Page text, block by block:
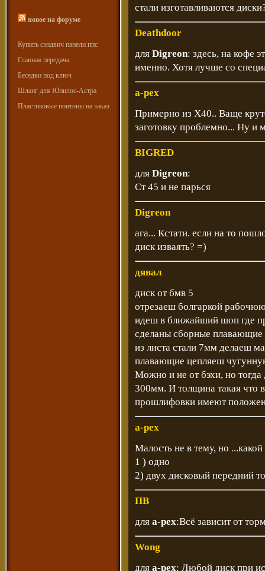
новое на форуме
Купить сэндвич панели ппс
Главная передача.
Беседки под ключ
Шланг для Юнилос-Астра
Пластиковые понтоны на заказ
стали изготавливаются
Deathdoor
для Digreon: здесь, на кофе
именно. Хотя лучше со
a-pex
Примерно из Х40.. Ваще
заготовку проблемно... Ну и
BIGRED
для Digreon:
Ст 45 и не парься
Digreon
ага... Кстати. если на то
диск изваять? =)
дявал
диск от бмв 5
отрезаеш болгаркой
идеш в ближайший шоп где
сделаны сборные
из листа стали 7мм делаеш
плавающие цепляеш
Можно и не от бэхи, но тогда
300мм. И толщина такая что
прошлифовки имеют
a-pex
Малость не в тему, но
1 ) одно
2) двух дисковый передний
ПВ
для a-pex:Всё зависит от
Wong
для a-pex: Любой диск при